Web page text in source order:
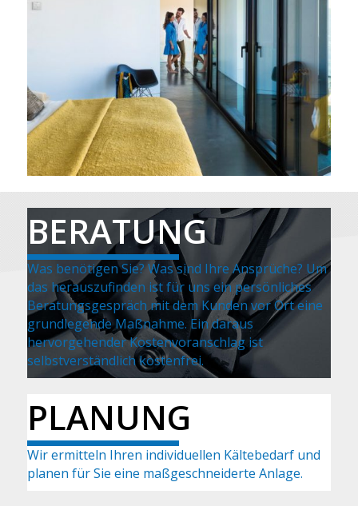
BERATUNG
Was benötigen Sie? Was sind Ihre Ansprüche? Um
das herauszufinden ist für uns ein persönliches
Beratungsgespräch mit dem Kunden vor Ort eine
grundlegende Maßnahme. Ein daraus
hervorgehender Kostenvoranschlag ist
selbstverständlich kostenfrei.
PLANUNG
Wir ermitteln Ihren individuellen Kältebedarf und
planen für Sie eine maßgeschneiderte Anlage.